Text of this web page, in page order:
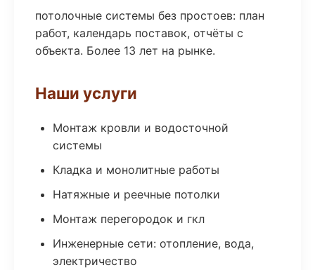
потолочные системы без простоев: план
работ, календарь поставок, отчёты с
объекта. Более 13 лет на рынке.
Наши услуги
Монтаж кровли и водосточной
системы
Кладка и монолитные работы
Натяжные и реечные потолки
Монтаж перегородок и гкл
Инженерные сети: отопление, вода,
электричество